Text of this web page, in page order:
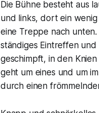
Die Bühne besteht aus
und links, dort ein
eine Treppe nach
ständiges Eintreffen
geschimpft, in den
geht um eines und um
durch einen